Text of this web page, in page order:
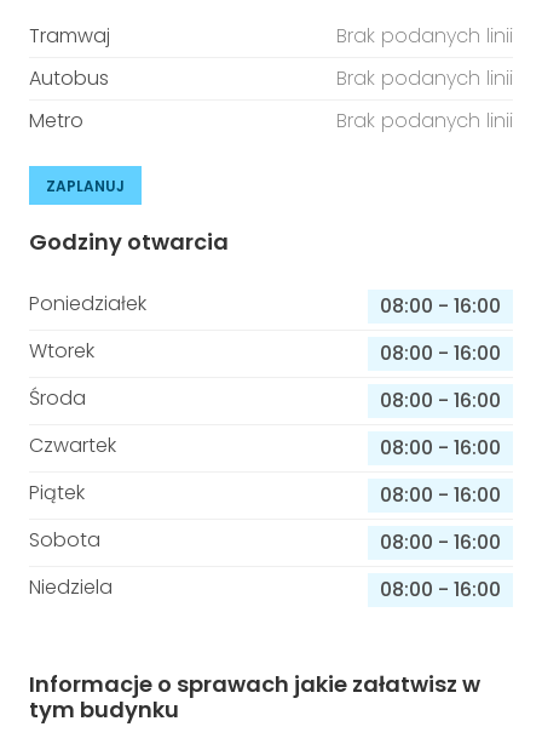
Tramwaj
Brak podanych linii
Autobus
Brak podanych linii
Metro
Brak podanych linii
ZAPLANUJ
Godziny otwarcia
Poniedziałek 08:00 - 16:00
Wtorek
08:00 - 16:00
Środa
08:00 - 16:00
Czwartek
08:00 - 16:00
Piątek
08:00 - 16:00
Sobota
08:00 - 16:00
Niedziela
08:00 - 16:00
Informacje o sprawach jakie załatwisz w
tym budynku